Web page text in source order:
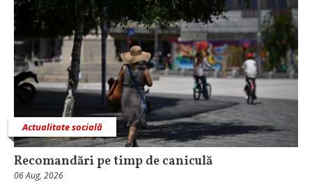
Actualitate socială
Recomandări pe timp de caniculă
06 Aug, 2026